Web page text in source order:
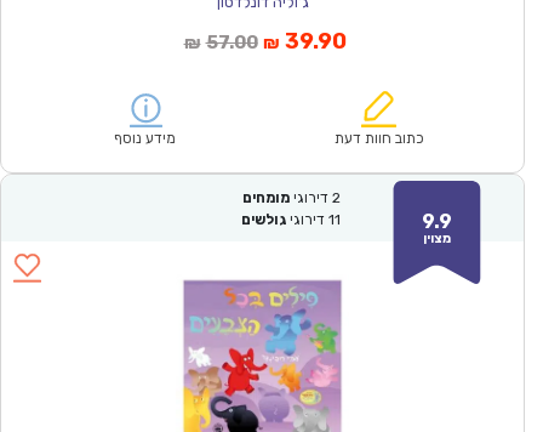
₪ 57.00המחיר
₪57.00.
₪ 39.90המחיר
הוא:
כתוב חוות דעת מידע נוסף
9.9
מצוין
2 דירוגי מומחים
11 דירוגי גולשים